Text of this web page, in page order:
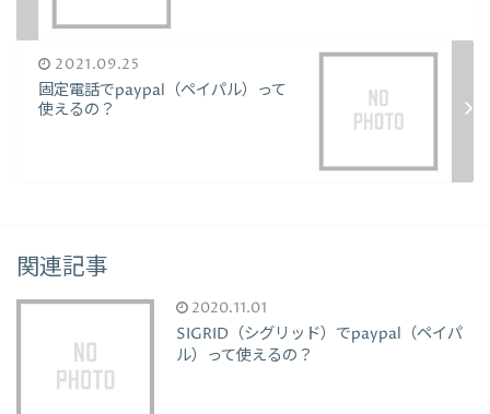
2021.09.25
固定電話でpaypal（ペイパル）って
使えるの？
関連記事
2020.11.01
SIGRID（シグリッド）でpaypal（ペイパ
ル）って使えるの？